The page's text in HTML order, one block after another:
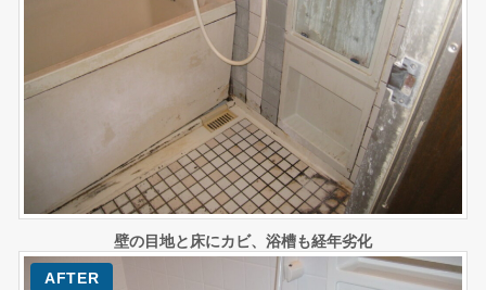
壁の目地と床にカビ、浴槽も経年劣化